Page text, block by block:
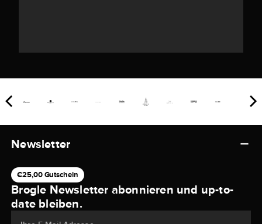
Newsletter
€25,00 Gutschein
Brogle Newsletter abonnieren und up-to-
date bleiben.